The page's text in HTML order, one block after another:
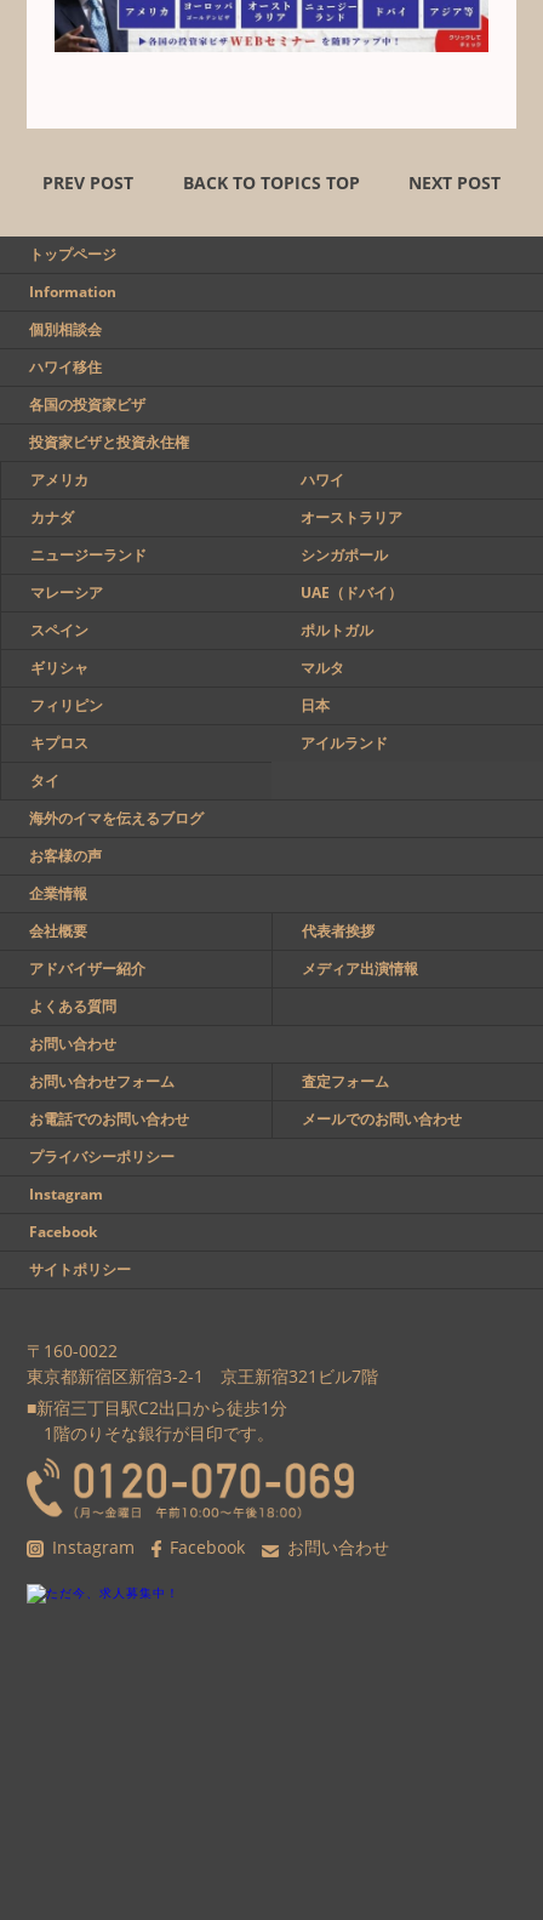
PREV POST BACK TO TOPICS TOP NEXT POST
〒160-0022
東京都新宿区新宿3-2-1 京王新宿321ビル7階
■新宿三丁目駅C2出口から徒歩1分
1階のりそな銀行が目印です。
Instagram Facebook お問い合わせ
トップページ
Information
個別相談会
ハワイ移住
各国の投資家ビザ
投資家ビザと投資永住権
アメリカ
ハワイ
カナダ
オーストラリア
ニュージーランド
シンガポール
マレーシア
UAE（ドバイ）
スペイン
ポルトガル
ギリシャ
マルタ
フィリピン
日本
キプロス
アイルランド
タイ
海外のイマを伝えるブログ
お客様の声
企業情報
会社概要
代表者挨拶
アドバイザー紹介
メディア出演情報
よくある質問
お問い合わせ
お問い合わせフォーム
査定フォーム
お電話でのお問い合わせ
メールでのお問い合わせ
プライバシーポリシー
Instagram
Facebook
サイトポリシー